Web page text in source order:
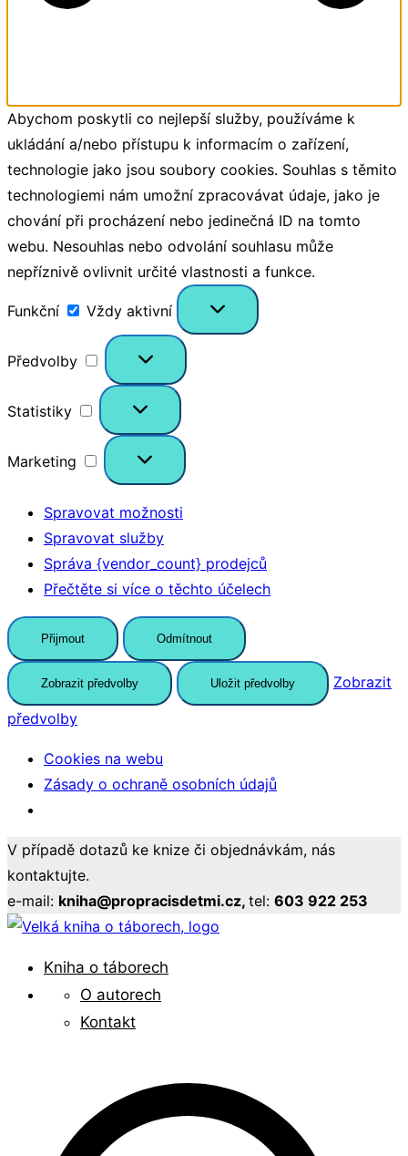
Abychom poskytli co nejlepší služby, používáme k
ukládání a/nebo přístupu k informacím o zařízení,
technologie jako jsou soubory cookies. Souhlas s těmito
technologiemi nám umožní zpracovávat údaje, jako je
chování při procházení nebo jedinečná ID na tomto
webu. Nesouhlas nebo odvolání souhlasu může
nepříznivě ovlivnit určité vlastnosti a funkce.
Funkční
Vždy aktivní
Předvolby
Předvolby
Statistiky
Statistiky
Marketing
Marketing
Spravovat možnosti
Spravovat služby
Správa {vendor_count} prodejců
Přečtěte si více o těchto účelech
Přijmout Odmítnout
Zobrazit předvolby Uložit předvolby
Zobrazit
předvolby
Cookies na webu
Zásady o ochraně osobních údajů
Přeskočit
na
obsah
V případě dotazů ke knize či objednávkám, nás
kontaktujte.
e-mail: kniha@propracisdetmi.cz, tel: 603 922 253
Velká kniha o táborech
Pro pracovníky s mládeží
Kniha o táborech
O autorech
Kontakt